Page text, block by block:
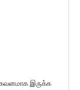
கவனமாக இருக்க